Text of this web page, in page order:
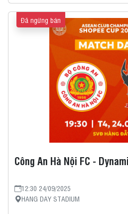
Công An Hà Nội FC -
12:30 24/09/2025
HANG DAY STADIUM
Đã ngừng bán